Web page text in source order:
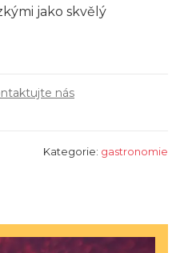
jako skvělý
nás
Kategorie: gastronomie